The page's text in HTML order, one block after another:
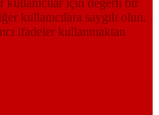
kullanıcılar için değerli bir
kullanıcılara saygılı olun.
ifadeler kullanmaktan